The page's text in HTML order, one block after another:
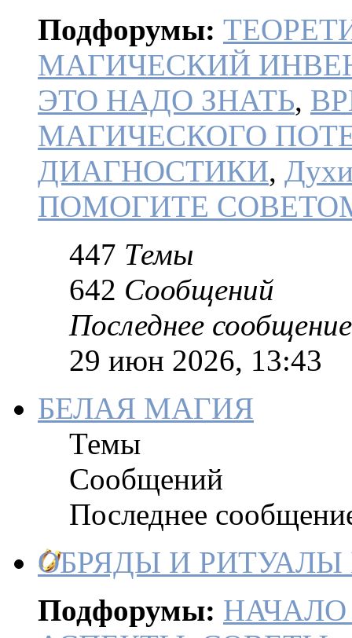
Подфорумы:
МАГИЧЕСКИЙ
ЭТО НАДО ЗНАТЬ,
МАГИЧЕСКОГО
ДИАГНОСТИКИ,
ПОМОГИТЕ
447 Темы
642 Сообщений
Последнее сообщение
29 июн 2026, 13:43
БЕЛАЯ МАГИЯ
Темы
Сообщений
Последнее
ОБРЯДЫ И
Подфорумы: